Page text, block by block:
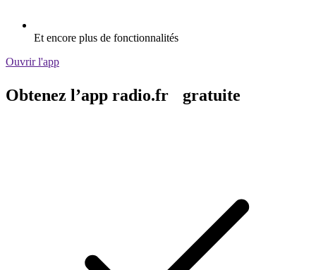
Et encore plus de fonctionnalités
Ouvrir l'app
Obtenez l’app radio.fr gratuite